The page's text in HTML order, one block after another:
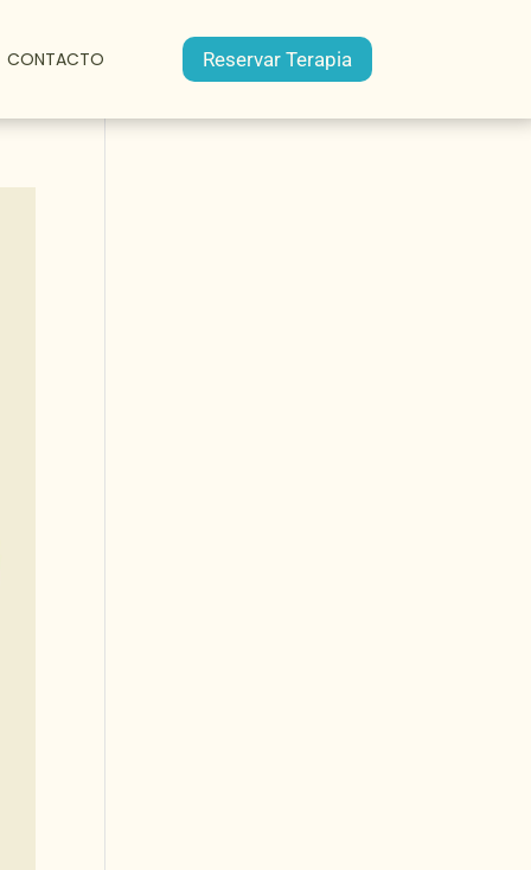
CONTACTO Reservar Terapia